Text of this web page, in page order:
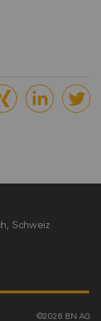
Schweiz
©2026 BN AG